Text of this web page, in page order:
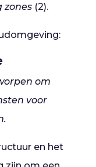
zones (2).
om
voor
en het